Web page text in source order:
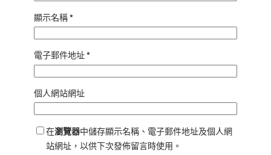
顯示名稱*
電子郵件地址*
個人網站網址
在瀏覽器中儲存顯示名稱、電子郵件地址及個人網
站網址，以供下次發佈留言時使用。